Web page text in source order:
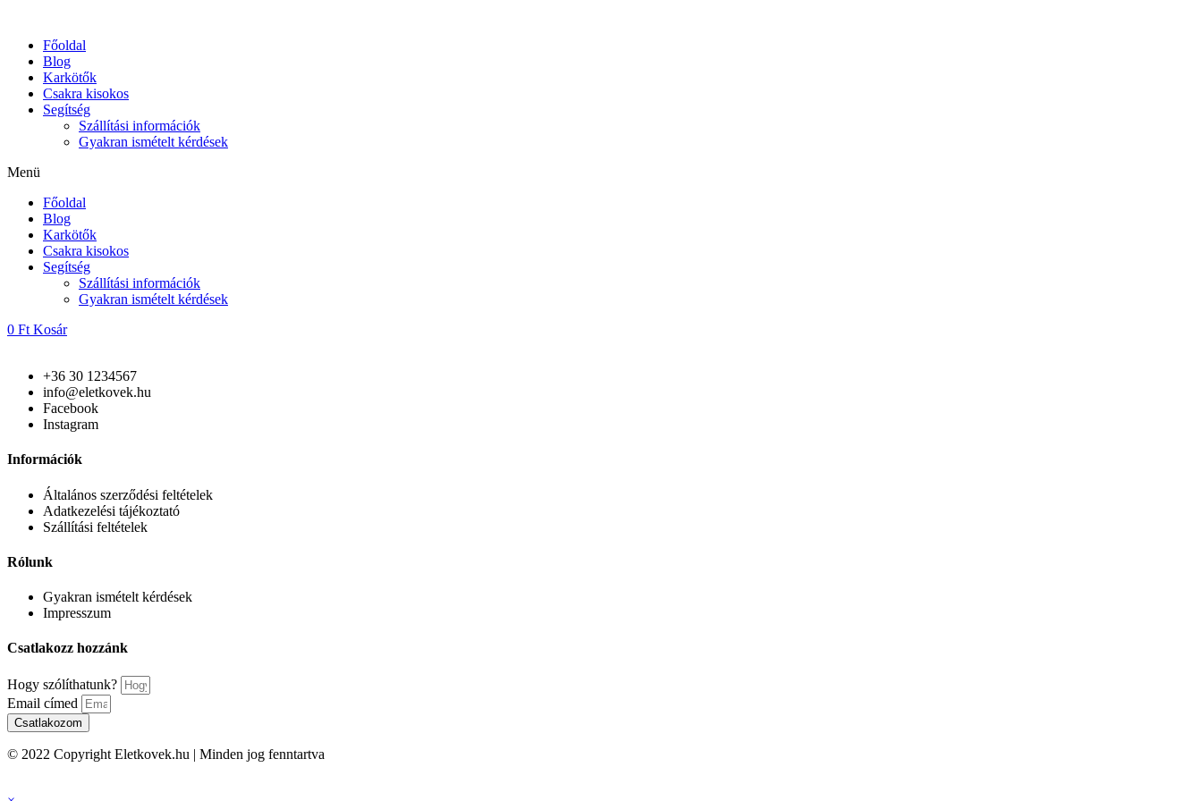
contentFőoldal
Blog
Karkötők
Csakra kisokos
Segítség
Szállítási információk
Gyakran ismételt kérdések
Menü
Főoldal
Blog
Karkötők
Csakra kisokos
Segítség
Szállítási információk
Gyakran ismételt kérdések
0 Ft Kosár
+36 30 1234567
info@eletkovek.hu
Facebook
Instagram
Információk
Általános szerződési feltételek
Adatkezelési tájékoztató
Szállítási feltételek
Rólunk
Gyakran ismételt kérdések
Impresszum
Csatlakozz hozzánk
Hogy szólíthatunk?
Email címed
Csatlakozom
© 2022 Copyright Eletkovek.hu | Minden jog fenntartva